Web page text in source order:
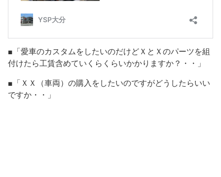
■「愛車のカスタムをしたいのだけどＸとＸのパーツを組
付けたら工賃含めていくらくらいかかりますか？・・」
■「ＸＸ（車両）の購入をしたいのですがどうしたらいい
ですか・・」